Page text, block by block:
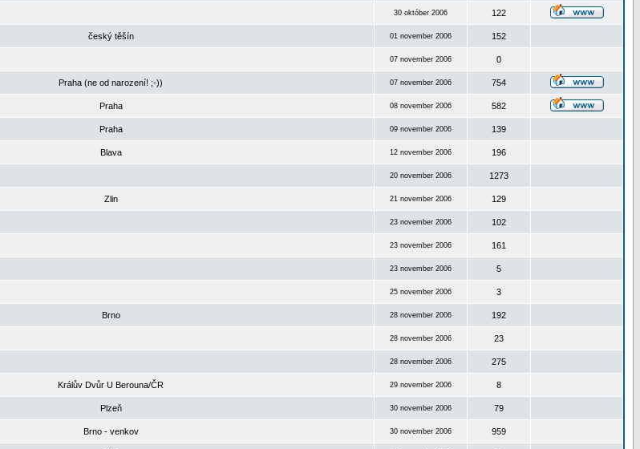
30 október 2006 122
český těšín 01 november 2006 152
07 november 2006 0
Praha (ne od narození! ;-)) 07 november 2006 754
Praha 08 november 2006 582
Praha 09 november 2006 139
Blava 12 november 2006 196
20 november 2006 1273
Zlin 21 november 2006 129
23 november 2006 102
23 november 2006 161
23 november 2006 5
25 november 2006 3
Brno 28 november 2006 192
28 november 2006 23
28 november 2006 275
Králův Dvůr U Berouna/ČR 29 november 2006 8
Plzeň 30 november 2006 79
Brno - venkov 30 november 2006 959